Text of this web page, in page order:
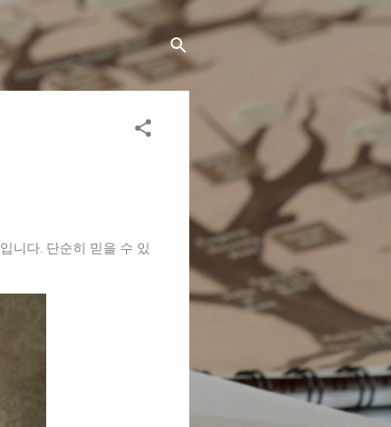
입니다. 단순히 믿을 수 있